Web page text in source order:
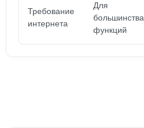
Требование
интернета
Для
большинства
функций